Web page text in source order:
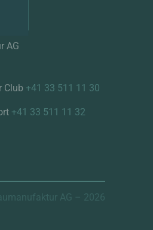
AG
Club +41 33 511 11 30
+41 33 511 11 32
AG – 2026